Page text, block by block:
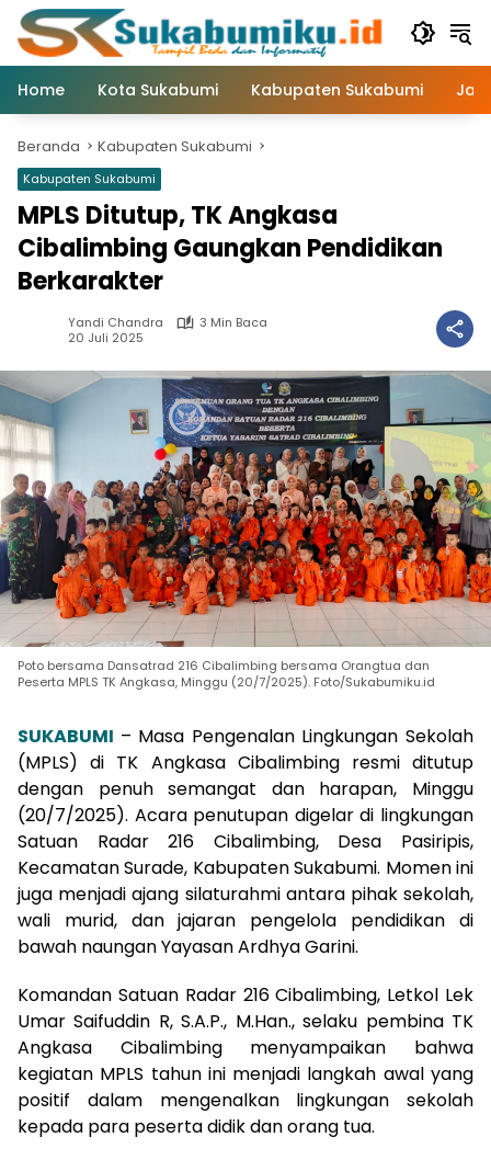
Langsung
konten
Home
Kota Sukabumi Kabupaten Sukabumi
Beranda Kabupaten Sukabumi
Kabupaten Sukabumi
MPLS Ditutup, TK Angkasa
Cibalimbing Gaungkan Pendidikan
Berkarakter
Yandi Chandra
3 Min Baca
20 Juli 2025
Poto bersama Dansatrad 216 Cibalimbing bersama Orangtua dan
Peserta MPLS TK Angkasa, Minggu (20/7/2025). Foto/Sukabumiku.id
SUKABUMI – Masa Pengenalan Lingkungan Sekolah
(MPLS) di TK Angkasa Cibalimbing resmi ditutup
dengan penuh semangat dan harapan, Minggu
(20/7/2025). Acara penutupan digelar di lingkungan
Satuan Radar 216 Cibalimbing, Desa Pasiripis,
Kecamatan Surade, Kabupaten Sukabumi. Momen ini
juga menjadi ajang silaturahmi antara pihak sekolah,
wali murid, dan jajaran pengelola pendidikan di
bawah naungan Yayasan Ardhya Garini.
Komandan Satuan Radar 216 Cibalimbing, Letkol Lek
Umar Saifuddin R, S.A.P., M.Han., selaku pembina TK
Angkasa Cibalimbing menyampaikan bahwa
kegiatan MPLS tahun ini menjadi langkah awal yang
positif dalam mengenalkan lingkungan sekolah
kepada para peserta didik dan orang tua.